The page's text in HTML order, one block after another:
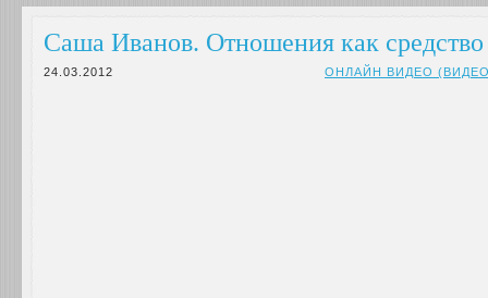
Саша Иванов. Отношения как
24.03.2012 ОНЛАЙН ВИДЕО